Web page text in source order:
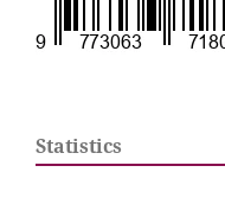
Statistics